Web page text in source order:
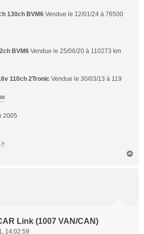
130ch BVM6 Vendue le 12/01/24 à 76500
BVM6 Vendue le 25/06/20 à 110273 km
110ch 2Tronic Vendue le 30/03/13 à 119
2005
Link (1007 VAN/CAN)
14:02:59